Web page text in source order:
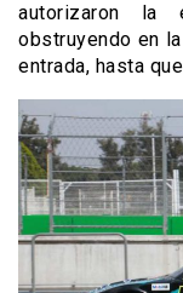
autorizaron
obstruyendo en
entrada, hasta